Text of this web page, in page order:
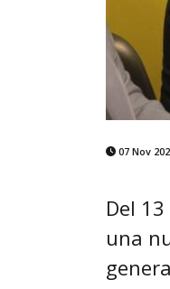
07 Nov
Del
una